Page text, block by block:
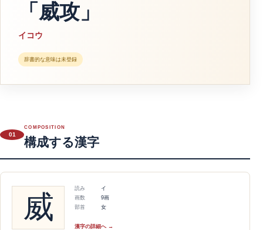
「威攻」
イコウ
辞書的な意味は未登録
01
COMPOSITION
構成する漢字
威
読み
イ
画数
9画
部首
女
漢字の詳細へ →